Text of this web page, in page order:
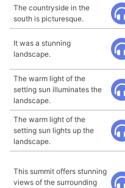
The countryside in the
south is picturesque.
It was a stunning
landscape.
The warm light of the
setting sun illuminates the
landscape.
The warm light of the
setting sun lights up the
landscape.
This summit offers stunning
views of the surrounding